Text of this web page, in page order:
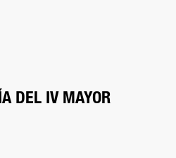
DEL IV MAYOR